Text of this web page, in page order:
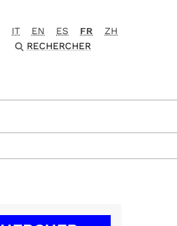
IT EN ES FR
ZH
RECHERCHER